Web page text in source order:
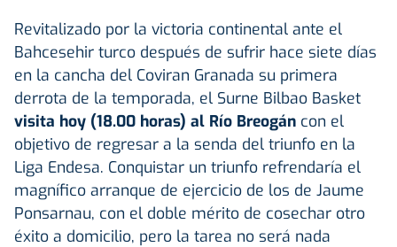
Revitalizado por la victoria continental ante el
Bahcesehir turco después de sufrir hace siete días
en la cancha del Coviran Granada su primera
derrota de la temporada, el Surne Bilbao Basket
visita hoy (18.00 horas) al Río Breogán con el
objetivo de regresar a la senda del triunfo en la
Liga Endesa. Conquistar un triunfo refrendaría el
magnífico arranque de ejercicio de los de Jaume
Ponsarnau, con el doble mérito de cosechar otro
éxito a domicilio, pero la tarea no será nada